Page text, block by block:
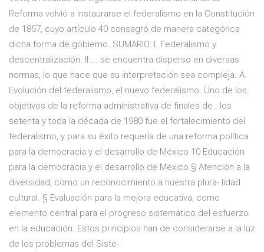
Reforma volvió a instaurarse el federalismo en la Constitución
de 1857, cuyo artículo 40 consagró de manera categórica
dicha forma de gobierno. SUMARIO: I. Federalismo y
descentralización. II ... se encuentra disperso en diversas
normas, lo que hace que su interpretación sea compleja. A.
Evolución del federalismo, el nuevo federalismo. Uno de los
objetivos de la reforma administrativa de finales de . los
setenta y toda la década de 1980 fue el fortalecimiento del
federalismo, y para su éxito requería de una reforma política
para la democracia y el desarrollo de México 10 Educación
para la democracia y el desarrollo de México § Atención a la
diversidad, como un reconocimiento a nuestra plura- lidad
cultural. § Evaluación para la mejora educativa, como
elemento central para el progreso sistemático del esfuerzo
en la educación. Estos principios han de considerarse a la luz
de los problemas del Siste-